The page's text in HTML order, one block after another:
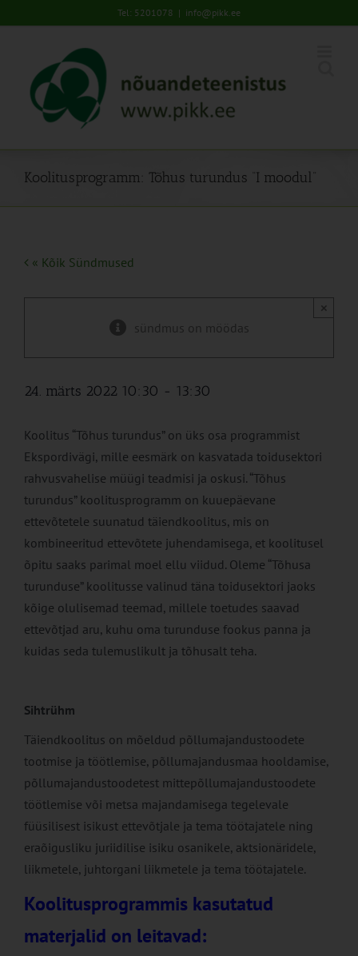
to
Tel: 5201078 | info@pikk.ee
Koolitusprogramm: Tõhus turundus “I moodul”
« Kõik Sündmused
sündmus on möödas
×
24. märts 2022 10:30 - 13:30
Koolitus “Tõhus turundus” on üks osa programmist
Ekspordivägi, mille eesmärk on kasvatada toidusektori
rahvusvahelise müügi teadmisi ja oskusi. “Tõhus
turundus” koolitusprogramm on kuuepäevane
ettevõtetele suunatud täiendkoolitus, mis on
kombineeritud ettevõtete juhendamisega, et koolitusel
õpitu saaks parimal moel ellu viidud. Oleme “Tõhusa
turunduse” koolitusse valinud täna toidusektori jaoks
kõige olulisemad teemad, millele toetudes saavad
ettevõtjad aru, kuhu oma turunduse fookus panna ja
kuidas seda tulemuslikult ja tõhusalt teha.
Sihtrühm
Täiendkoolitus on mõeldud põllumajandustoodete
tootmise ja töötlemise, põllumajandusmaa hooldamise,
põllumajandustoodetest mittepõllumajandustoodete
töötlemise või metsa majandamisega tegelevale
füüsilisest isikust ettevõtjale ja tema töötajatele ning
eraõigusliku juriidilise isiku osanikele, aktsionäridele,
liikmetele, juhtorgani liikmetele ja tema töötajatele.
Koolitusprogrammis kasutatud
materjalid on leitavad: